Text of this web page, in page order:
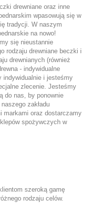
drewniane oraz inne
wpasowują się w
tradycji. W naszym
na nowo!
się nieustannie
rodzaju drewniane beczki i
drewnianych (również
- indywidualne
indywidualnie i jesteśmy
zlecenie. Jesteśmy
do nas, by ponownie
zakładu
markami oraz dostarczamy
spożywczych w
szeroką gamę
rodzaju celów.